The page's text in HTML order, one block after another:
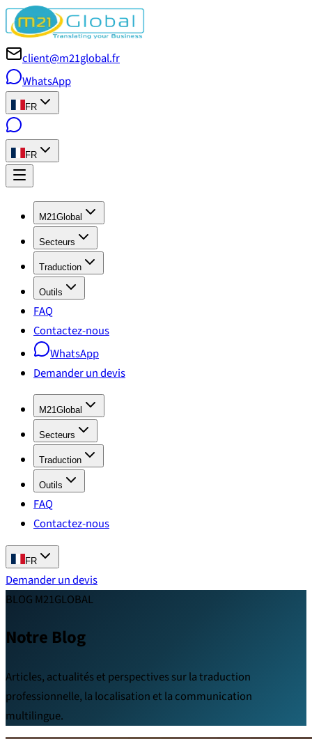
client@m21global.fr
WhatsApp
FR
FR
M21Global
Secteurs
Traduction
Outils
FAQ
Contactez-nous
WhatsApp
Demander un devis
M21Global
Secteurs
Traduction
Outils
FAQ
Contactez-nous
FR
Demander un devis
BLOG M21GLOBAL
Notre Blog
Articles, actualités et perspectives sur la traduction
professionnelle, la localisation et la communication
multilingue.